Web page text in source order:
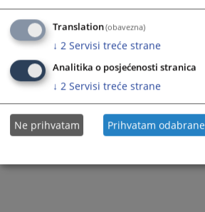
Translation(obavezna)
↓ 2 Servisi treće strane
Analitika o posjećenosti stranica
↓ 2 Servisi treće strane
Ne prihvatam Prihvatam odabrane